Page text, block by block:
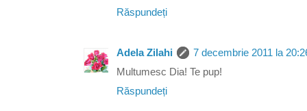
Răspundeți
Adela Zilahi
7 decembrie 2011 la
Multumesc Dia! Te pup!
Răspundeți